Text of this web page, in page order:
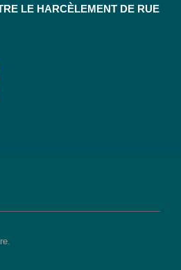
LE HARCÈLEMENT DE RUE